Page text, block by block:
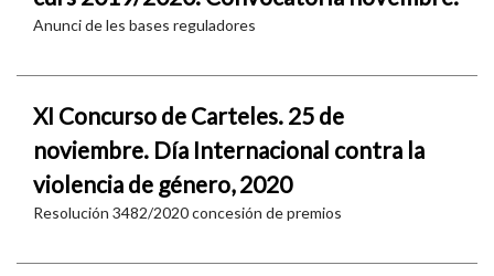
Anunci de les bases reguladores
XI Concurso de Carteles. 25 de
noviembre. Día Internacional contra la
violencia de género, 2020
Resolución 3482/2020 concesión de premios